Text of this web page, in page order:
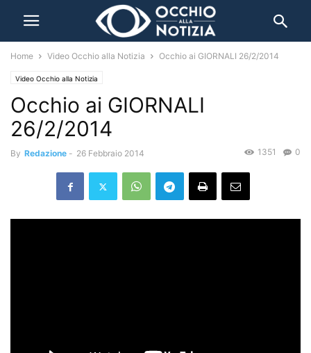
Home Video Occhio alla Notizia Occhio ai GIORNALI 26/2/2014
Video Occhio alla Notizia
Occhio ai GIORNALI
26/2/2014
By Redazione - 26 Febbraio 2014 0
1351